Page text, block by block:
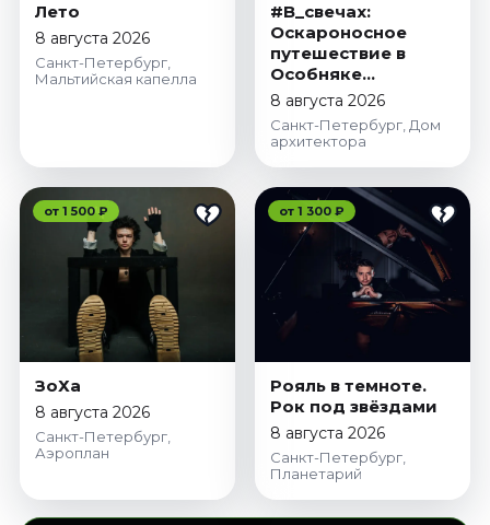
Лето
8 августа 2026
Санкт-Петербург,
Мальтийская капелла
#В_свечах:
Оскароносное
путешествие в
Особняке
Половцова
8 августа 2026
Санкт-Петербург, Дом
архитектора
от 1 500 ₽
ЗоХа
8 августа 2026
Санкт-Петербург,
Аэроплан
от 1 300 ₽
Рояль в темноте.
Рок под звёздами
8 августа 2026
Санкт-Петербург,
Планетарий